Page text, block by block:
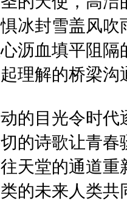
冰封雪盖风吹
沥血填平阻隔
理解的桥梁沟
的目光令时代
的诗歌让青春
天堂的通道重
的未来人类共